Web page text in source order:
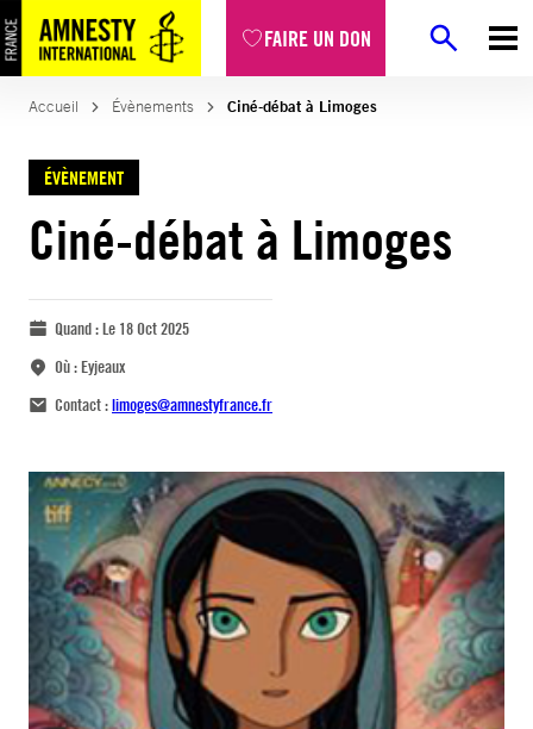
FAIRE UN DON
Accueil Évènements Ciné-débat à Limoges
ÉVÈNEMENT
Ciné-débat à Limoges
Quand :Le 18 Oct 2025
Où :Eyjeaux
Contact :limoges@amnestyfrance.fr